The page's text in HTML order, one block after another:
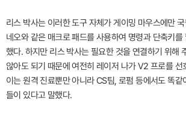
리스 박사는 이러한 도구 자체가 게이밍 마우스에만
네오와 같은 매크로 패드를 사용하여 명령과 단축키
했다. 하지만 리스 박사는 필요한 것을 연결하기 위해
않아도 되기 때문에 여전히 레이저 나가 V2 프로를 선
이는 원격 진료뿐만 아니라 CS팀, 로펌 등에서도 똑같
들이 있다고 말했다.